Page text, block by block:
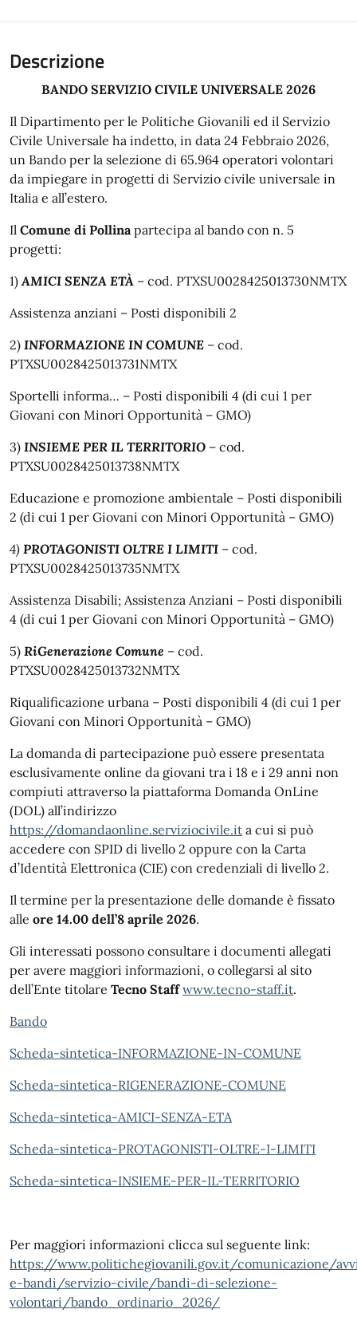
Descrizione
BANDO SERVIZIO CIVILE UNIVERSALE 2026
Il Dipartimento per le Politiche Giovanili ed il Servizio
Civile Universale ha indetto, in data 24 Febbraio 2026,
un Bando per la selezione di 65.964 operatori volontari
da impiegare in progetti di Servizio civile universale in
Italia e all’estero.
Il Comune di Pollina partecipa al bando con n. 5
progetti:
1) AMICI SENZA ETÀ – cod. PTXSU0028425013730NMTX
Assistenza anziani – Posti disponibili 2
2) INFORMAZIONE IN COMUNE – cod.
PTXSU0028425013731NMTX
Sportelli informa… – Posti disponibili 4 (di cui 1 per
Giovani con Minori Opportunità – GMO)
3) INSIEME PER IL TERRITORIO – cod.
PTXSU0028425013738NMTX
Educazione e promozione ambientale – Posti disponibili
2 (di cui 1 per Giovani con Minori Opportunità – GMO)
4) PROTAGONISTI OLTRE I LIMITI – cod.
PTXSU0028425013735NMTX
Assistenza Disabili; Assistenza Anziani – Posti disponibili
4 (di cui 1 per Giovani con Minori Opportunità – GMO)
5) RiGenerazione Comune – cod.
PTXSU0028425013732NMTX
Riqualificazione urbana – Posti disponibili 4 (di cui 1 per
Giovani con Minori Opportunità – GMO)
La domanda di partecipazione può essere presentata
esclusivamente online da giovani tra i 18 e i 29 anni non
compiuti attraverso la piattaforma Domanda OnLine
(DOL) all’indirizzo
https://domandaonline.serviziocivile.it a cui si può
accedere con SPID di livello 2 oppure con la Carta
d’Identità Elettronica (CIE) con credenziali di livello 2.
Il termine per la presentazione delle domande è fissato
alle ore 14.00 dell’8 aprile 2026.
Gli interessati possono consultare i documenti allegati
per avere maggiori informazioni, o collegarsi al sito
dell’Ente titolare Tecno Staffwww.tecno-staff.it.
Bando
Scheda-sintetica-INFORMAZIONE-IN-COMUNE
Scheda-sintetica-RIGENERAZIONE-COMUNE
Scheda-sintetica-AMICI-SENZA-ETA
Scheda-sintetica-PROTAGONISTI-OLTRE-I-LIMITI
Scheda-sintetica-INSIEME-PER-IL-TERRITORIO
Per maggiori informazioni clicca sul seguente link:
https://www.politichegiovanili.gov.it/comunicazione/
e-bandi/servizio-civile/bandi-di-selezione-
volontari/bando_ordinario_2026/